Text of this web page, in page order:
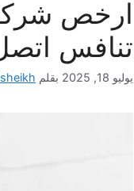
تنافس اتصل
يوليو 18, 2025 بقلم